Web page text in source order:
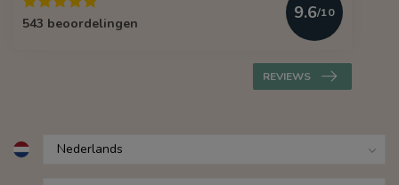
543 beoordelingen
9.6/10
REVIEWS